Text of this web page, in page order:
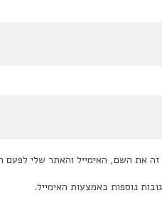
זה את השם, האימייל והאתר שלי לפעם
נוספות באמצעות האימייל.